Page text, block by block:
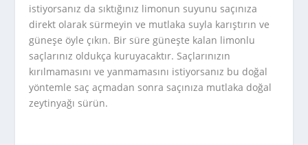
istiyorsanız da sıktığınız limonun suyunu saçınıza
direkt olarak sürmeyin ve mutlaka suyla karıştırın ve
güneşe öyle çıkın. Bir süre güneşte kalan limonlu
saçlarınız oldukça kuruyacaktır. Saçlarınızın
kırılmamasını ve yanmamasını istiyorsanız bu doğal
yöntemle saç açmadan sonra saçınıza mutlaka doğal
zeytinyağı sürün.